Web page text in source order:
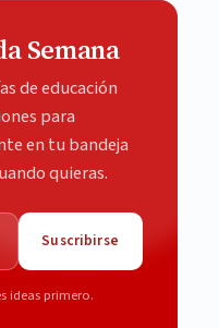
Semana
de educación
para
en tu bandeja
quieras.
Suscribirse
ideas primero.